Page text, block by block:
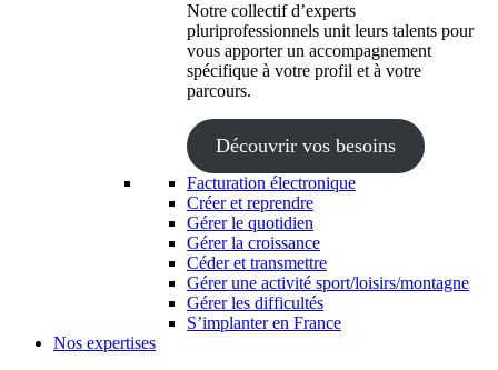
Notre collectif d’experts
pluriprofessionnels unit leurs talents pour
vous apporter un accompagnement
spécifique à votre profil et à votre
parcours.
Découvrir vos besoins
Facturation électronique
Créer et reprendre
Gérer le quotidien
Gérer la croissance
Céder et transmettre
Gérer une activité sport/loisirs/montagne
Gérer les difficultés
S’implanter en France
Nos expertises